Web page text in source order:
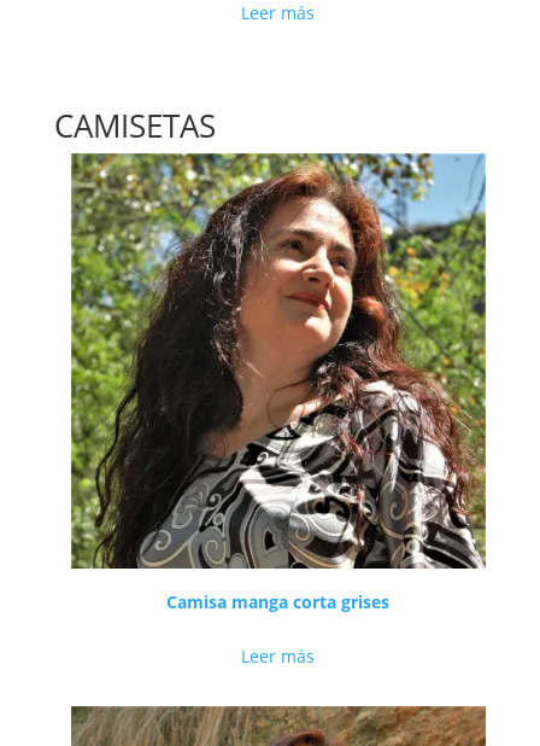
Leer más
CAMISETAS
Camisa manga corta grises
Leer más